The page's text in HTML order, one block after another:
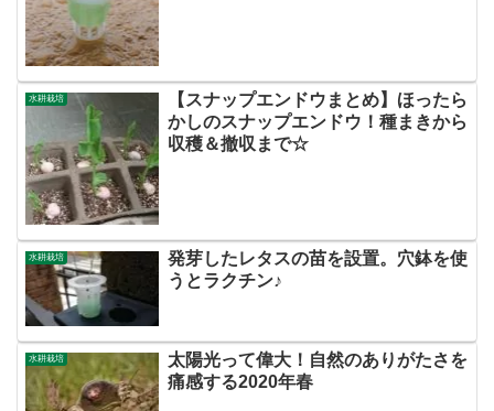
水耕栽培
【スナップエンドウまとめ】ほったら
かしのスナップエンドウ！種まきから
収穫＆撤収まで☆
水耕栽培
発芽したレタスの苗を設置。穴鉢を使
うとラクチン♪
水耕栽培
太陽光って偉大！自然のありがたさを
痛感する2020年春